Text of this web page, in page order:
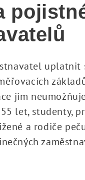
uplatnit
jim
let, studenty,
a rodiče